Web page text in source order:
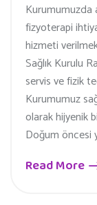
Kurumumuzda
fizyoterapi
hizmeti
Sağlık Kurulu
servis ve fizik
Kurumumuz
olarak hijyenik
Doğum öncesi
Read More